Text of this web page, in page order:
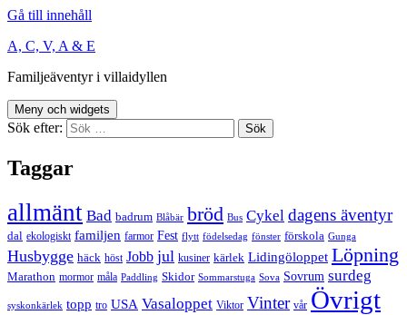
Gå till innehåll
A, C, V, A & E
Familjeäventyr i villaidyllen
Meny och widgets
Sök efter:
Taggar
allmänt Bad badrum Blåbär bröd Bus Cykel dagens äventyr
dal ekologiskt familjen farmor Fest flytt födelsedag fönster förskola Gunga
Husbygge häck höst Jobb jul kusiner kärlek Lidingöloppet Löpning
Marathon mormor måla Paddling Skidor Sommarstuga Sova Sovrum surdeg
syskonkärlek topp tro USA Vasaloppet Viktor Vinter vår Övrigt